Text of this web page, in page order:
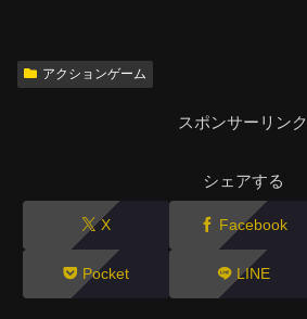
アクションゲーム
スポンサーリンク
シェアする
X Facebook
Pocket LINE